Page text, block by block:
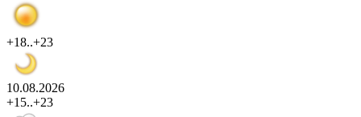
+18..+23
10.08.2026
+15..+23